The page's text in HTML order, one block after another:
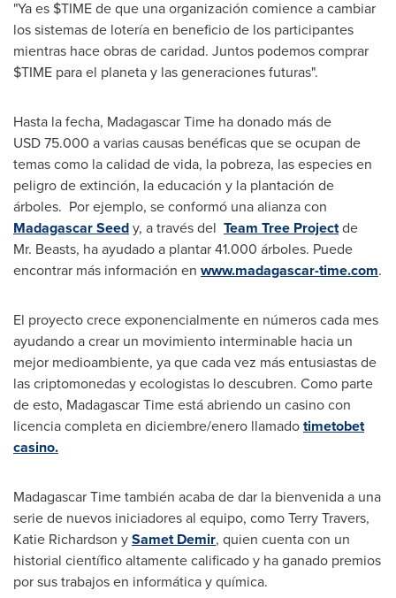
"Ya es $TIME de que una organización comience a cambiar
los sistemas de lotería en beneficio de los participantes
mientras hace obras de caridad. Juntos podemos comprar
$TIME para el planeta y las generaciones futuras".
Hasta la fecha, Madagascar Time ha donado más de
USD 75.000 a varias causas benéficas que se ocupan de
temas como la calidad de vida, la pobreza, las especies en
peligro de extinción, la educación y la plantación de
árboles. Por ejemplo, se conformó una alianza con
Madagascar Seedy, a través del Team Tree Projectde
Mr. Beasts, ha ayudado a plantar 41.000 árboles. Puede
encontrar más información en www.madagascar-time.com.
El proyecto crece exponencialmente en números cada mes
ayudando a crear un movimiento interminable hacia un
mejor medioambiente, ya que cada vez más entusiastas de
las criptomonedas y ecologistas lo descubren. Como parte
de esto, Madagascar Time está abriendo un casino con
licencia completa en diciembre/enero llamadotimetobet
casino.
Madagascar Time también acaba de dar la bienvenida a una
serie de nuevos iniciadores al equipo, comoTerry Travers,
Katie Richardson ySamet Demir, quien cuenta con un
historial científico altamente calificado y ha ganado premios
por sus trabajos en informática y química.